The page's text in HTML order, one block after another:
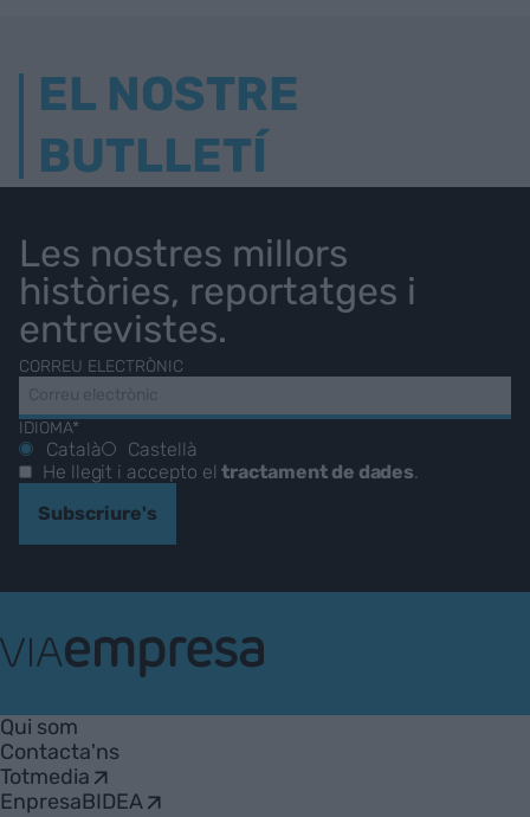
EL NOSTRE
BUTLLETÍ
Les nostres millors
històries, reportatges i
entrevistes.
CORREU ELECTRÒNIC
IDIOMA*
Català
Castellà
He llegit i accepto eltractament de dades.
Subscriure's
Empresa
Qui som
Contacta'ns
Totmedia
EnpresaBIDEA